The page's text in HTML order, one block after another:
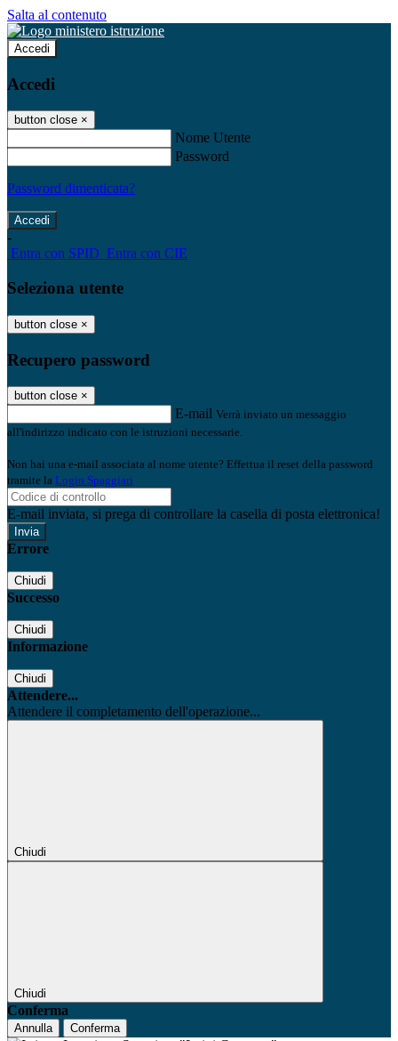
Salta al contenuto
Accedi
Accedi
button close ×
Nome Utente
Password
Password dimenticata?
-
Entra con SPID Entra con CIE
Seleziona utente
button close ×
Recupero password
button close ×
E-mail Verrà inviato un messaggio
all'indirizzo indicato con le istruzioni necessarie.
Non hai una e-mail associata al nome utente? Effettua il reset della password
tramite la Login Spaggiari
E-mail inviata, si prega di controllare la casella di posta elettronica!
Errore
Chiudi
Successo
Chiudi
Informazione
Chiudi
Attendere...
Attendere il completamento dell'operazione...
Chiudi
Chiudi
Conferma
Annulla Conferma